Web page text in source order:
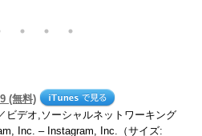
(無料)
ビデオ,ソーシャルネットワーキング
Inc. – Instagram, Inc.（サイズ: